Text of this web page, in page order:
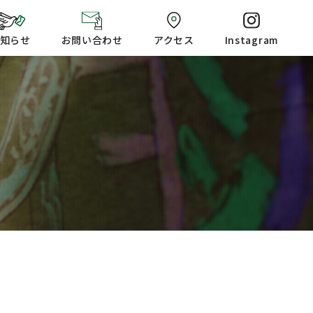
らせ お問い合わせ アクセス Instagram